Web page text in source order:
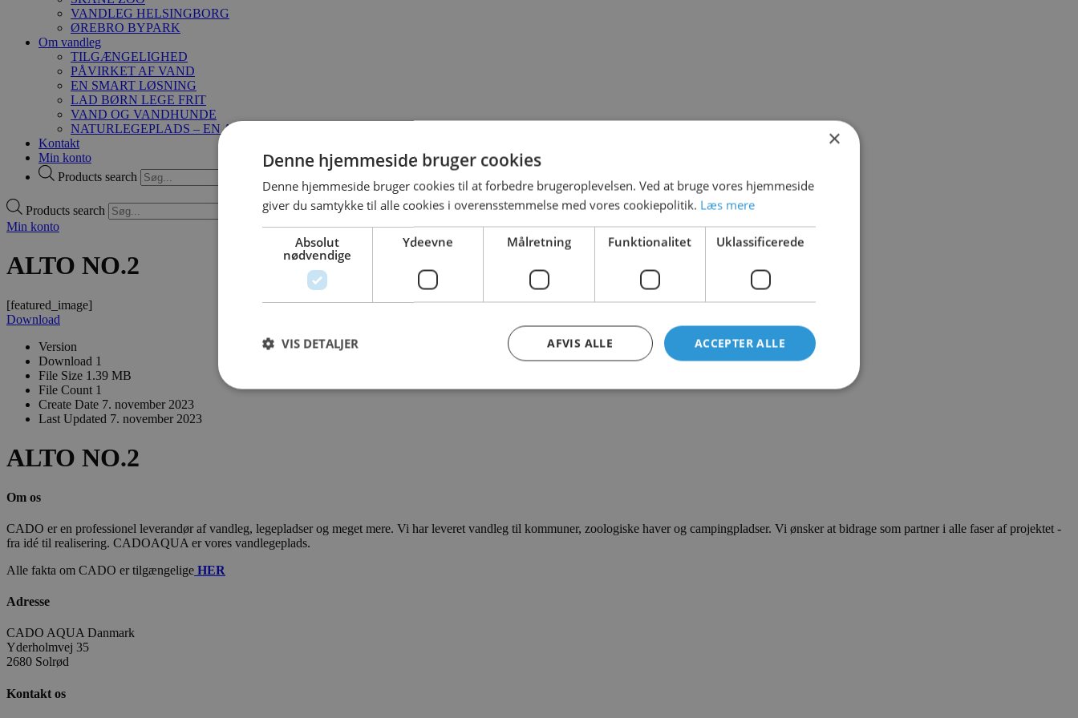
VANDLEG HELSINGBORG
ØREBRO BYPARK
Om vandleg
TILGÆNGELIGHED
PÅVIRKET AF VAND
EN SMART LØSNING
LAD BØRN LEGE FRIT
VAND OG VANDHUNDE
NATURLEGEPLADS – EN ANDERLEDES MÅDE AT LEGE PÅ
Kontakt
Min konto
Products search
Products search
Min konto
ALTO NO.2
[featured_image]
Download
Version
Download 1
File Size 1.39 MB
File Count 1
Create Date 7. november 2023
Last Updated 7. november 2023
ALTO NO.2
Om os
CADO er en professionel leverandør af vandleg, legepladser og meget mere. Vi har leveret vandleg til kommuner, zoologiske haver og campingpladser. Vi ønsker at bidrage som partner i alle faser af projektet -
fra idé til realisering. CADOAQUA er vores vandlegeplads.
Alle fakta om CADO er tilgængelige HER
Adresse
CADO AQUA Danmark
Yderholmvej 35
2680 Solrød
Kontakt os
×
Denne hjemmeside bruger cookies
Denne hjemmeside bruger cookies til at forbedre brugeroplevelsen. Ved at bruge vores hjemmeside
giver du samtykke til alle cookies i overensstemmelse med vores cookiepolitik. Læs mere
Absolut
nødvendige
Ydeevne Målretning Funktionalitet Uklassificerede
ACCEPTER ALLE
AFVIS ALLE
VIS DETALJER